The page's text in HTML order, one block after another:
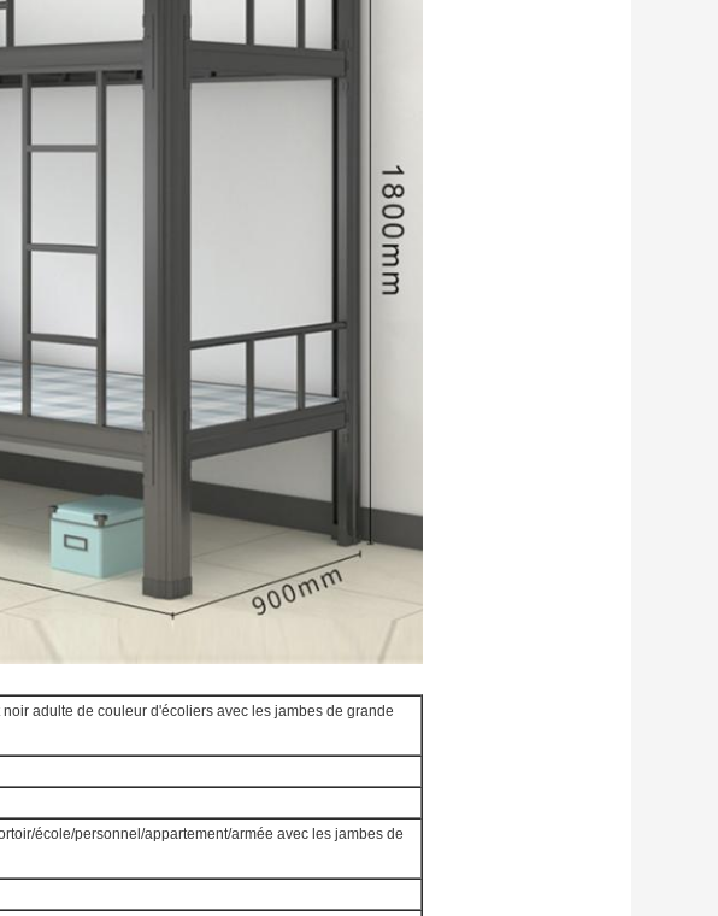
adulte de couleur d'écoliers avec les jambes de grande
école/personnel/appartement/armée avec les jambes de